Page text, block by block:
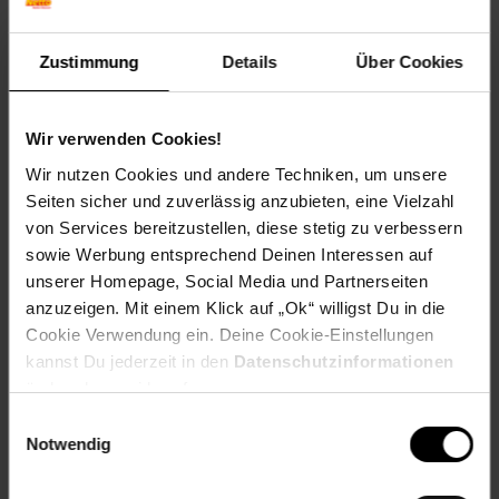
Zustimmung Details Über Cookies
Wir verwenden Cookies!
Wir nutzen Cookies und andere Techniken, um unsere
Seiten sicher und zuverlässig anzubieten, eine Vielzahl
von Services bereitzustellen, diese stetig zu verbessern
sowie Werbung entsprechend Deinen Interessen auf
unserer Homepage, Social Media und Partnerseiten
anzuzeigen. Mit einem Klick auf „Ok“ willigst Du in die
Cookie Verwendung ein. Deine Cookie-Einstellungen
kannst Du jederzeit in den Datenschutzinformationen
ändern bzw. widerrufen.
Notwendig
Gebackene Süßkartoffeln Mexican Style
Zum Rezept